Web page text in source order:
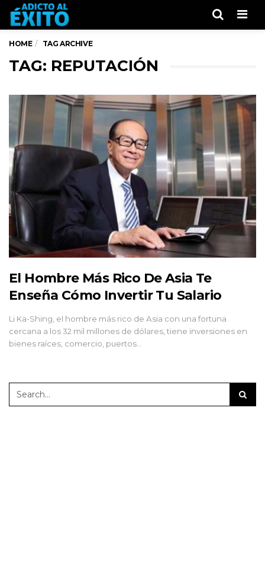
HOME TAG ARCHIVE
TAG: REPUTACIÓN
El Hombre Más Rico De Asia Te
Enseña Cómo Invertir Tu Salario
Li Ka-Shing, el hombre más rico de Asia con una fortuna
cercana a los 32 mil millones de dólares, tiene inversiones en
bienes raíces, comercio, puertos…